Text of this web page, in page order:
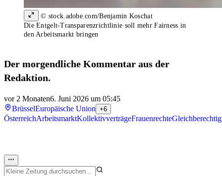
© stock.adobe.com/Benjamin Koschat
Die Entgelt-Transparenzrichtlinie soll mehr Fairness in
den Arbeitsmarkt bringen
Der morgendliche Kommentar aus der
Redaktion.
vor 2 Monaten6. Juni 2026 um 05:45
BrüsselEuropäische Union +6
ÖsterreichArbeitsmarktKollektivverträgeFrauenrechte